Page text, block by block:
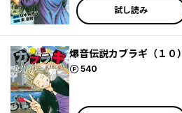
試し読み
爆音伝説カブラギ（１０）
540
ポイント